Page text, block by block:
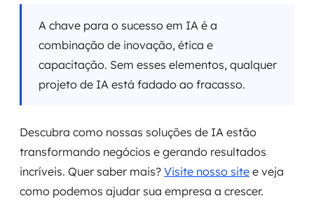
A chave para o sucesso em IA é a
combinação de inovação, ética e
capacitação. Sem esses elementos, qualquer
projeto de IA está fadado ao fracasso.
Descubra como nossas soluções de IA estão
transformando negócios e gerando resultados
incríveis. Quer saber mais? Visite nosso site e veja
como podemos ajudar sua empresa a crescer.